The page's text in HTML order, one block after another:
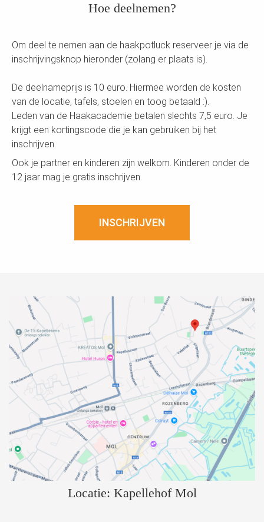
Hoe deelnemen?
Om deel te nemen aan de haakpotluck reserveer je via de
inschrijvingsknop hieronder (zolang er plaats is).
De deelnameprijs is 10 euro. Hiermee worden de kosten
van de locatie, tafels, stoelen en toog betaald :).
Leden van de Haakacademie betalen slechts 7,5 euro. Je
krijgt een kortingscode die je kan gebruiken bij het
inschrijven.
Ook je partner en kinderen zijn welkom. Kinderen onder de
12 jaar mag je gratis inschrijven.
INSCHRIJVEN
Locatie: Kapellehof Mol